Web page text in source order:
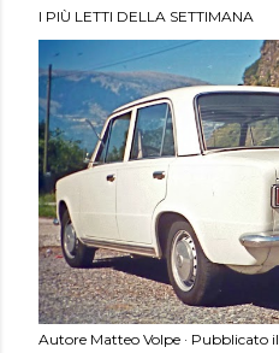
I PIÙ LETTI DELLA SETTIMANA
Autore Matteo Volpe Pubblicato il